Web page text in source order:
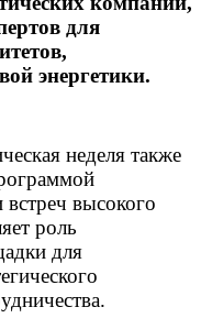
для
энергетики.
неделя также
высокого
роль
для